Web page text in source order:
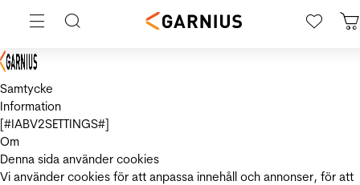
Samtycke
Information
[#IABV2SETTINGS#]
Om
Denna sida använder cookies
Vi använder cookies för att anpassa innehåll och annonser, för att